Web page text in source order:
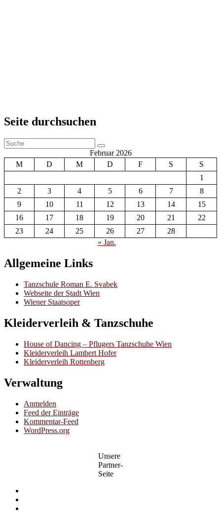
Primärer
Widgetbereich
Seite durchsuchen
Suche
nach:
Suchen
Februar 2026
M
D M D F S
S
1
2
3 4 5 6 7
8
9
10 11 12 13 14
15
16
17 18 19 20 21
22
23
24 25 26 27
28
« Jan.
Allgemeine Links
Tanzschule Roman E. Svabek
Webseite der Stadt Wien
Wiener Staatsoper
Kleiderverleih & Tanzschuhe
House of Dancing – Pflugers Tanzschuhe Wien
Kleiderverleih Lambert Hofer
Kleiderverleih Rottenberg
Verwaltung
Anmelden
Feed der Einträge
Kommentar-Feed
WordPress.org
Unsere
Partner-
Seite